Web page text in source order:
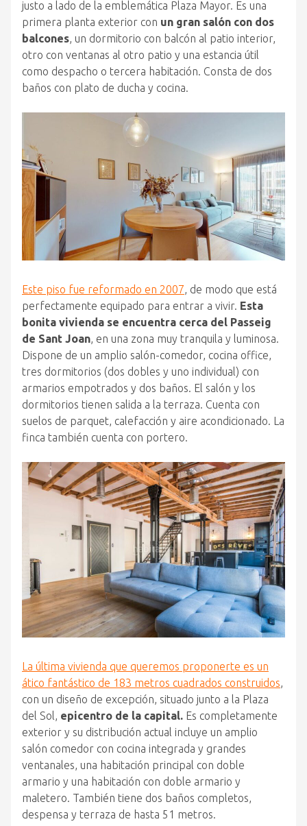
justo a lado de la emblemática Plaza Mayor. Es una
primera planta exterior con un gran salón con dos
balcones, un dormitorio con balcón al patio interior,
otro con ventanas al otro patio y una estancia útil
como despacho o tercera habitación. Consta de dos
baños con plato de ducha y cocina.
Este piso fue reformado en 2007, de modo que está
perfectamente equipado para entrar a vivir. Esta
bonita vivienda se encuentra cerca del Passeig
de Sant Joan, en una zona muy tranquila y luminosa.
Dispone de un amplio salón-comedor, cocina office,
tres dormitorios (dos dobles y uno individual) con
armarios empotrados y dos baños. El salón y los
dormitorios tienen salida a la terraza. Cuenta con
suelos de parquet, calefacción y aire acondicionado. La
finca también cuenta con portero.
La última vivienda que queremos proponerte es un
ático fantástico de 183 metros cuadrados construidos,
con un diseño de excepción, situado junto a la Plaza
del Sol, epicentro de la capital. Es completamente
exterior y su distribución actual incluye un amplio
salón comedor con cocina integrada y grandes
ventanales, una habitación principal con doble
armario y una habitación con doble armario y
maletero. También tiene dos baños completos,
despensa y terraza de hasta 51 metros.